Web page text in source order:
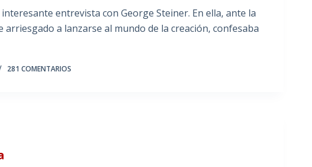
entrevista con George Steiner. En ella, ante la
a lanzarse al mundo de la creación, confesaba
281 COMENTARIOS